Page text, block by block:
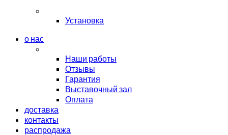
Установка
о нас
Наши работы
Отзывы
Гарантия
Выставочный зал
Оплата
доставка
контакты
распродажа